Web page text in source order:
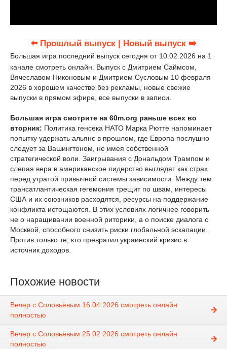
⬅️ Прошлый выпуск | Новый выпуск ➡️
Большая игра последний выпуск сегодня от 10.02.2026 на 1
канале смотреть онлайн. Выпуск с Дмитрием Саймсом,
Вячеславом Никоновым и Дмитрием Сусловым 10 февраля
2026 в хорошем качестве без рекламы, новые свежие
выпуски в прямом эфире, все выпуски в записи.
Большая игра смотрите на 60m.org раньше всех во
вторник: Политика генсека НАТО Марка Рютте напоминает
попытку удержать альянс в прошлом, где Европа послушно
следует за Вашингтоном, не имея собственной
стратегической воли. Заигрывания с Дональдом Трампом и
слепая вера в американское лидерство выглядят как страх
перед утратой привычной системы зависимости. Между тем
трансатлантическая гегемония трещит по швам, интересы
США и их союзников расходятся, ресурсы на поддержание
конфликта истощаются. В этих условиях логичнее говорить
не о наращивании военной риторики, а о поиске диалога с
Москвой, способного снизить риски глобальной эскалации.
Против только те, кто превратил украинский кризис в
источник доходов.
Похожие новости
Вечер с Соловьёвым 16.04.2026 смотреть онлайн
полностью
Вечер с Соловьёвым 25.02.2026 смотреть онлайн
полностью